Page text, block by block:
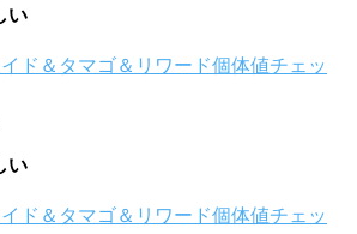
い
イド＆タマゴ＆リワード個体値チェッ
い
イド＆タマゴ＆リワード個体値チェッ